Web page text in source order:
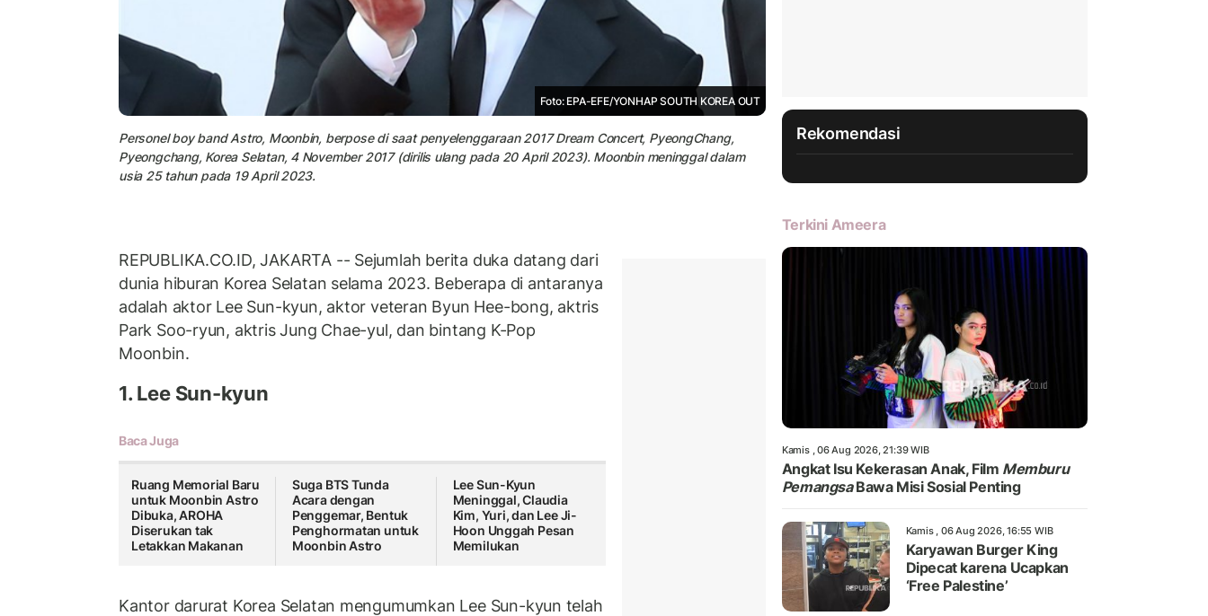
Foto: EPA-EFE/YONHAP SOUTH KOREA OUT
Personel boy band Astro, Moonbin, berpose di saat penyelenggaraan 2017 Dream Concert, PyeongChang,
Pyeongchang, Korea Selatan, 4 November 2017 (dirilis ulang pada 20 April 2023). Moonbin meninggal dalam
usia 25 tahun pada 19 April 2023.
REPUBLIKA.CO.ID, JAKARTA -- Sejumlah berita duka datang dari
dunia hiburan Korea Selatan selama 2023. Beberapa di antaranya
adalah aktor Lee Sun-kyun, aktor veteran Byun Hee-bong, aktris
Park Soo-ryun, aktris Jung Chae-yul, dan bintang K-Pop
Moonbin.
1. Lee Sun-kyun
Baca Juga
Ruang Memorial Baru
untuk Moonbin Astro
Dibuka, AROHA
Diserukan tak
Letakkan Makanan
Suga BTS Tunda
Acara dengan
Penggemar, Bentuk
Penghormatan untuk
Moonbin Astro
Lee Sun-Kyun
Meninggal, Claudia
Kim, Yuri, dan Lee Ji-
Hoon Unggah Pesan
Memilukan
Kantor darurat Korea Selatan mengumumkan Lee Sun-kyun telah
Rekomendasi
Terkini Ameera
Kamis , 06 Aug 2026, 21:39 WIB
Angkat Isu Kekerasan Anak, Film Memburu
PemangsaBawa Misi Sosial Penting
Kamis , 06 Aug 2026, 16:55 WIB
Karyawan Burger King
Dipecat karena Ucapkan
‘Free Palestine’